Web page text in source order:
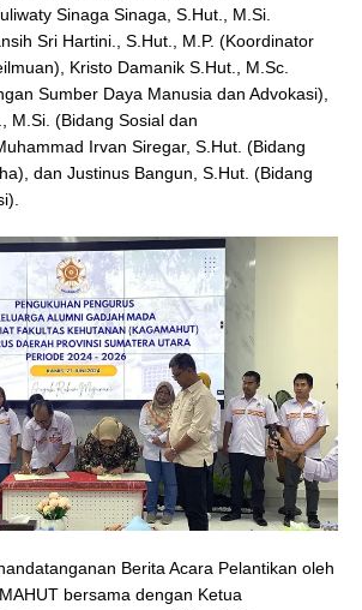
Sinaga Sinaga, S.Hut., M.Si.
Sri Hartini., S.Hut., M.P. (Koordinator
Kristo Damanik S.Hut., M.Sc.
Sumber Daya Manusia dan Advokasi),
M.Si. (Bidang Sosial dan
Irvan Siregar, S.Hut. (Bidang
dan Justinus Bangun, S.Hut. (Bidang
Berita Acara Pelantikan oleh
bersama dengan Ketua